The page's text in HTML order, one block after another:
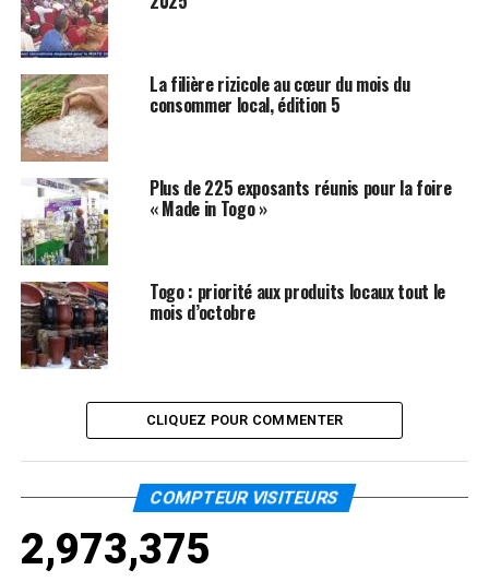
La filière rizicole au cœur du mois du
consommer local, édition 5
Plus de 225 exposants réunis pour la foire
« Made in Togo »
Togo : priorité aux produits locaux tout le
mois d’octobre
CLIQUEZ POUR COMMENTER
COMPTEUR VISITEURS
2,973,375